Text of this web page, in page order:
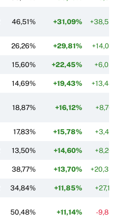
46,51% +31,09%
26,26% +29,81%
15,60% +22,45%
14,69% +19,43%
18,87% +16,12%
17,83% +15,78%
13,50% +14,60%
38,77% +13,70%
34,84% +11,85%
50,48% +11,14% -